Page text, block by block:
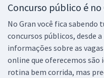
Concurso público é no
No Gran você fica sabendo
concursos públicos, desde
informações sobre as
online que oferecemos são
rotina bem corrida, mas